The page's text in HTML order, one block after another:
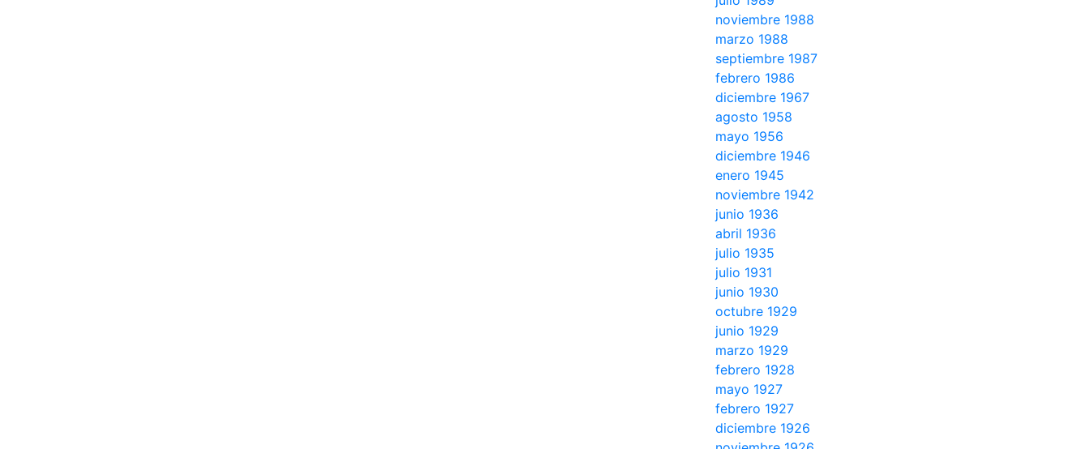
noviembre 1988
marzo 1988
septiembre 1987
febrero 1986
diciembre 1967
agosto 1958
mayo 1956
diciembre 1946
enero 1945
noviembre 1942
junio 1936
abril 1936
julio 1935
julio 1931
junio 1930
octubre 1929
junio 1929
marzo 1929
febrero 1928
mayo 1927
febrero 1927
diciembre 1926